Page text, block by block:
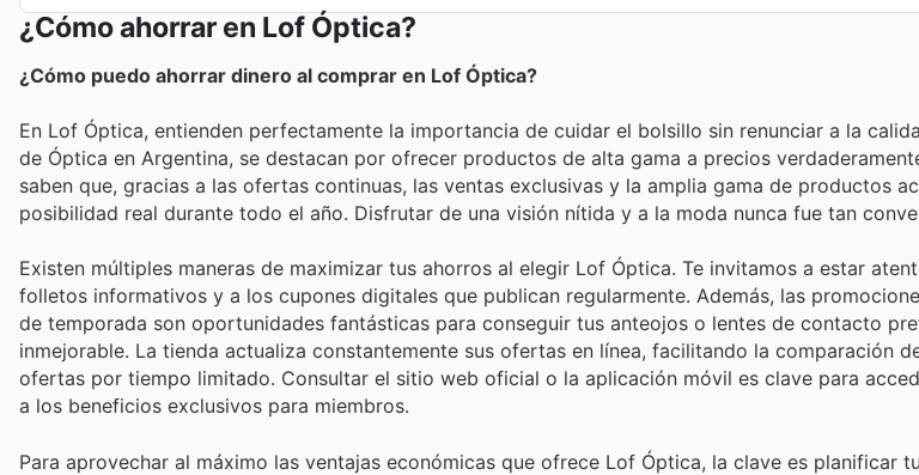
¿Cómo ahorrar en Lof Óptica?
¿Cómo puedo ahorrar dinero al comprar en Lof Óptica?
En Lof Óptica, entienden perfectamente la importancia de cuidar el bolsillo sin renunciar a la
de Óptica en Argentina, se destacan por ofrecer productos de alta gama a precios
saben que, gracias a las ofertas continuas, las ventas exclusivas y la amplia gama de productos
posibilidad real durante todo el año. Disfrutar de una visión nítida y a la moda nunca fue tan
Existen múltiples maneras de maximizar tus ahorros al elegir Lof Óptica. Te invitamos a estar
folletos informativos y a los cupones digitales que publican regularmente. Además, las
de temporada son oportunidades fantásticas para conseguir tus anteojos o lentes de contacto
inmejorable. La tienda actualiza constantemente sus ofertas en línea, facilitando la comparación
ofertas por tiempo limitado. Consultar el sitio web oficial o la aplicación móvil es clave para
a los beneficios exclusivos para miembros.
Para aprovechar al máximo las ventajas económicas que ofrece Lof Óptica, la clave es planificar